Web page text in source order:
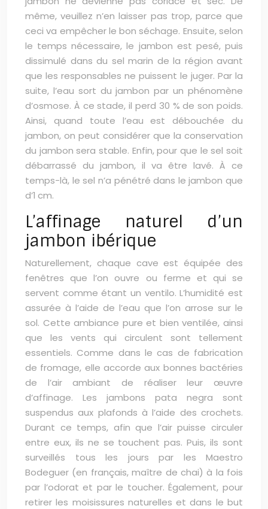
même, veuillez n’en laisser pas trop, parce que
ceci va empêcher le bon séchage. Ensuite, selon
le temps nécessaire, le jambon est pesé, puis
dissimulé dans du sel marin de la région avant
que les responsables ne puissent le juger. Par la
suite, l’eau sort du jambon par un phénomène
d’osmose. À ce stade, il perd 30 % de son poids.
Ainsi, quand toute l’eau est débouchée du
jambon, on peut considérer que la conservation
du jambon sera stable. Enfin, pour que le sel soit
débarrassé du jambon, il va être lavé. À ce
temps-là, le sel n’a pénétré dans le jambon que
d’1 cm.
L’affinage naturel d’un
jambon ibérique
Naturellement, chaque cave est équipée des
fenêtres que l’on ouvre ou ferme et qui se
servent comme étant un ventilo. L’humidité est
assurée à l’aide de l’eau que l’on arrose sur le
sol. Cette ambiance pure et bien ventilée, ainsi
que les vents qui circulent sont tellement
essentiels. Comme dans le cas de fabrication
de fromage, elle accorde aux bonnes bactéries
de l’air ambiant de réaliser leur œuvre
d’affinage. Les jambons pata negra sont
suspendus aux plafonds à l’aide des crochets.
Durant ce temps, afin que l’air puisse circuler
entre eux, ils ne se touchent pas. Puis, ils sont
surveillés tous les jours par les Maestro
Bodeguer (en français, maître de chai) à la fois
par l’odorat et par le toucher. Également, pour
retirer les moisissures naturelles et dans le but